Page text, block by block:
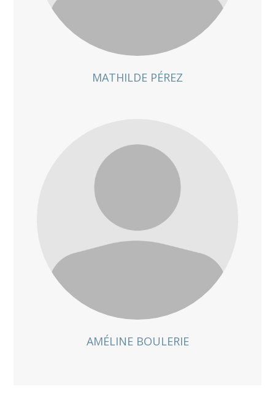
MATHILDE PÉREZ
AMÉLINE BOULERIE